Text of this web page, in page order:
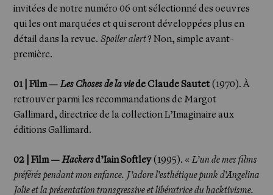
invitées de notre numéro 06 ont sélectionné des oeuvres
qui les ont marquées et qui seront développées plus en
détail dans la revue. Spoiler alert? Non, simple avant-
première.
01 | Film —Les Choses de la viede Claude Sautet(1970). À
retrouver parmi les recommandations de Margot
Gallimard, directrice de la collection L’Imaginaire aux
éditions Gallimard.
02 | Film —Hackersd’Iain Softley(1995). «L’un de mes films
préférés pendant mon enfance. J’adore l’esthétique punk d’Angelina
Jolie et la présentation transgressive et libératrice du hacktivisme.